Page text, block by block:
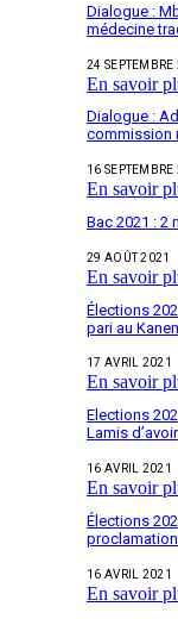
Dialogue :
médecine
24 SEPTEMBRE
En savoir
Dialogue :
commission
16
En savoir
Bac 2021 : 2
29 AOÛT 2021
En savoir
Élections
pari au
17 AVRIL 2021
En savoir
Elections
Lamis
16 AVRIL 2021
En savoir
Élections
16 AVRIL 2021
En savoir